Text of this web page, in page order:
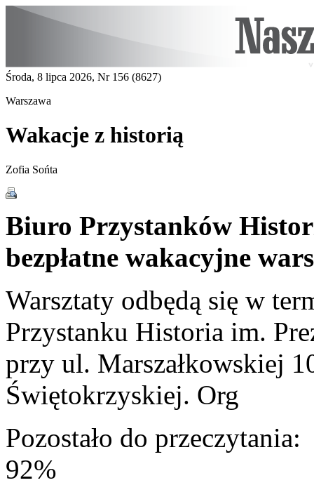
Środa, 8 lipca 2026, Nr 156 (8627)
Warszawa
Wakacje z historią
Zofia Sońta
Biuro Przystanków
bezpłatne wakacyjne
Warsztaty odbędą się w
Przystanku Historia im.
przy ul. Marszałkowskiej
Świętokrzyskiej. Org
Pozostało do przeczytania:
92%